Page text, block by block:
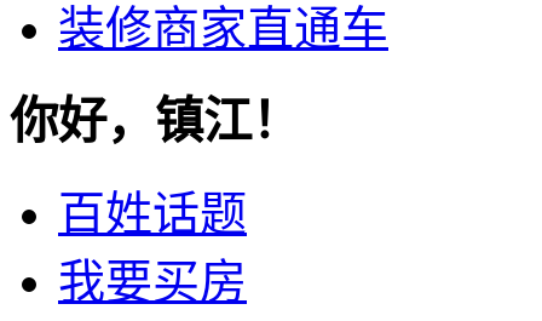
装修商家直通车
你好，镇江！
百姓话题
我要买房